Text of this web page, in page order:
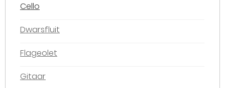
Cello
Dwarsfluit
Flageolet
Gitaar